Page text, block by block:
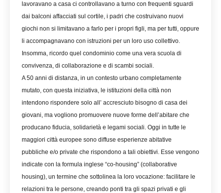
lavoravano a casa ci controllavano a turno con frequenti sguardi
dai balconi affacciati sul cortile, i padri che costruivano nuovi
giochi non si limitavano a farlo per i propri figli, ma per tutti, oppure
li accompagnavano con istruzioni per un loro uso collettivo.
Insomma, ricordo quel condominio come una vera scuola di
convivenza, di collaborazione e di scambi sociali.
A 50 anni di distanza, in un contesto urbano completamente
mutato, con questa iniziativa, le istituzioni della città non
intendono rispondere solo all’ accresciuto bisogno di casa dei
giovani, ma vogliono promuovere nuove forme dell’abitare che
producano fiducia, solidarietà e legami sociali. Oggi in tutte le
maggiori città europee sono diffuse esperienze abitative
pubbliche e/o private che rispondono a tali obiettivi. Esse vengono
indicate con la formula inglese “co-housing” (collaborative
housing), un termine che sottolinea la loro vocazione: facilitare le
relazioni tra le persone, creando ponti tra gli spazi privati e gli